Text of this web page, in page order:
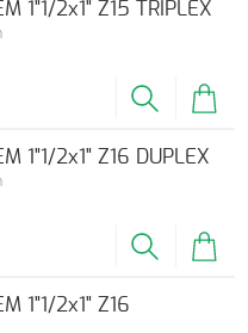
1"1/2x1" Z15 TRIPLEX
1"1/2x1" Z16 DUPLEX
1"1/2x1" Z16